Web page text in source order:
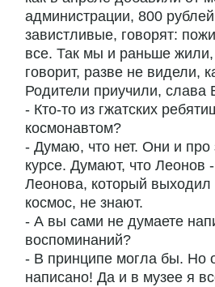
администрации, 800
завистливые, говорят:
все. Так мы и раньше жили,
говорит, разве не видели,
Родители приучили, слава
- Кто-то из гжатских
космонавтом?
- Думаю, что нет. Они и про
курсе. Думают, что Леонов
Леонова, который выходил
космос, не знают.
- А вы сами не думаете
воспоминаний?
- В принципе могла бы. Но
написано! Да и в музее я